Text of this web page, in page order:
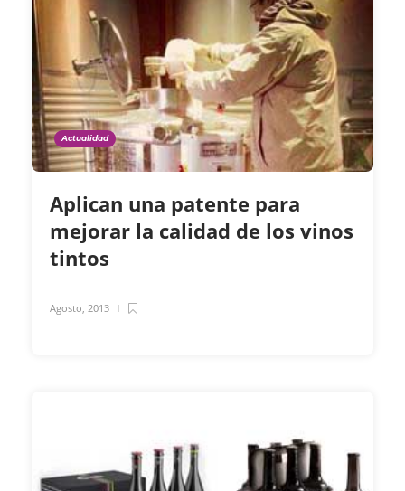
Actualidad
Aplican una patente para
mejorar la calidad de los vinos
tintos
Agosto, 2013